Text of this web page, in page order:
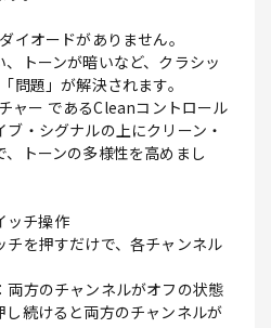
イオードがありません。
トーンが暗いなど、クラシッ
問題」が解決されます。
ャー であるCleanコントロール
・シグナルの上にクリーン・
トーンの多様性を高めまし
ッチ操作
チを押すだけで、各チャンネル
両方のチャンネルがオフの状態
し続けると両方のチャンネルが